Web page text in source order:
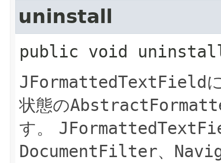
uninstall
public void
JFormattedTextField
状態の
す。
DocumentFilter、